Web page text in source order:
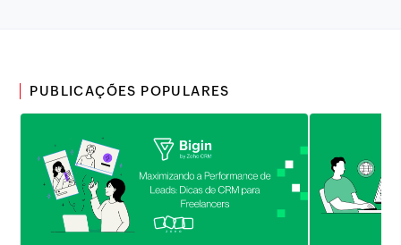
PUBLICAÇÕES POPULARES